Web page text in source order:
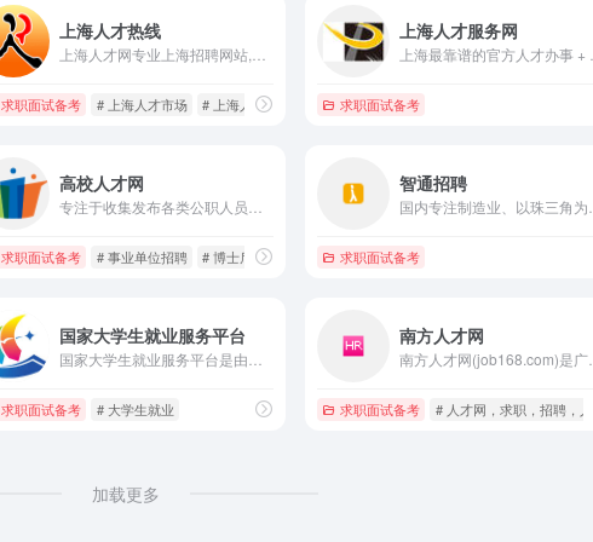
上海人才热线
求职面试备考 # 上海人才市场 # 上海人才招聘会 # 上海人才热线
上海人才服务网
求职面试备考
高校人才网
求职面试备考 # 事业单位招聘 # 博士后招收 # 博士招聘
智通招聘
求职面试备考
国家大学生就业服务平台
求职面试备考 # 大学生就业
南方人才网
南方人才网(job168.com)是广州人才集团官方唯一人才网，提供最新最全的人才职位招聘信息。主营人才招聘、人才培训、猎头、网络招聘、报纸招聘、薪酬调查、档案挂靠等服务。南方人才招聘网月发布职位信息高达48万条，日均页面浏览量超1000万，是华南最具影响力的人力资源网站。
求职面试备考 # 人才网，求职，招聘，
加载更多